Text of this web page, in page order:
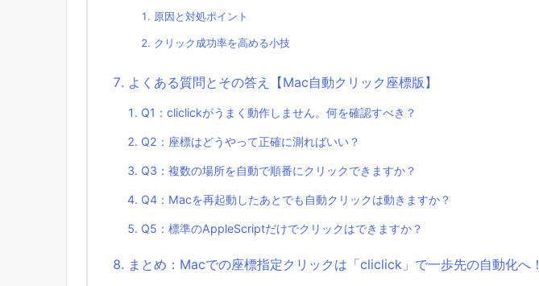
原因と対処ポイント
クリック成功率を高める小技
よくある質問とその答え【Mac自動クリック座標版】
Q1：cliclickがうまく動作しません。何を確認すべき？
Q2：座標はどうやって正確に測ればいい？
Q3：複数の場所を自動で順番にクリックできますか？
Q4：Macを再起動したあとでも自動クリックは動きますか？
Q5：標準のAppleScriptだけでクリックはできますか？
まとめ：Macでの座標指定クリックは「cliclick」で一歩先の自動化へ！